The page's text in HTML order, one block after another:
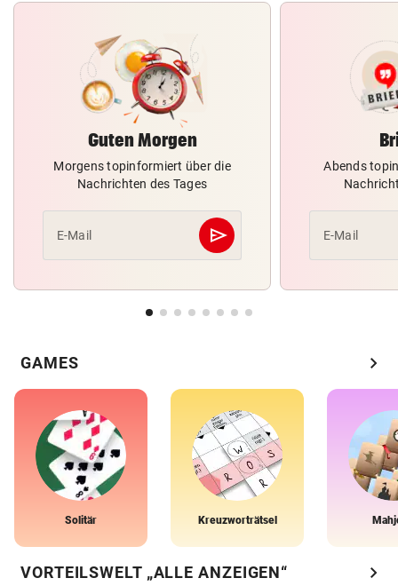
Guten Morgen
Morgens topinformiert über die
Nachrichten des Tages
E-Mail send
Abschicken
Abends
E-Mail
GAMES chevron_right
Solitär Kreuzworträtsel
VORTEILSWELT „ALLE ANZEIGEN“ chevron_right